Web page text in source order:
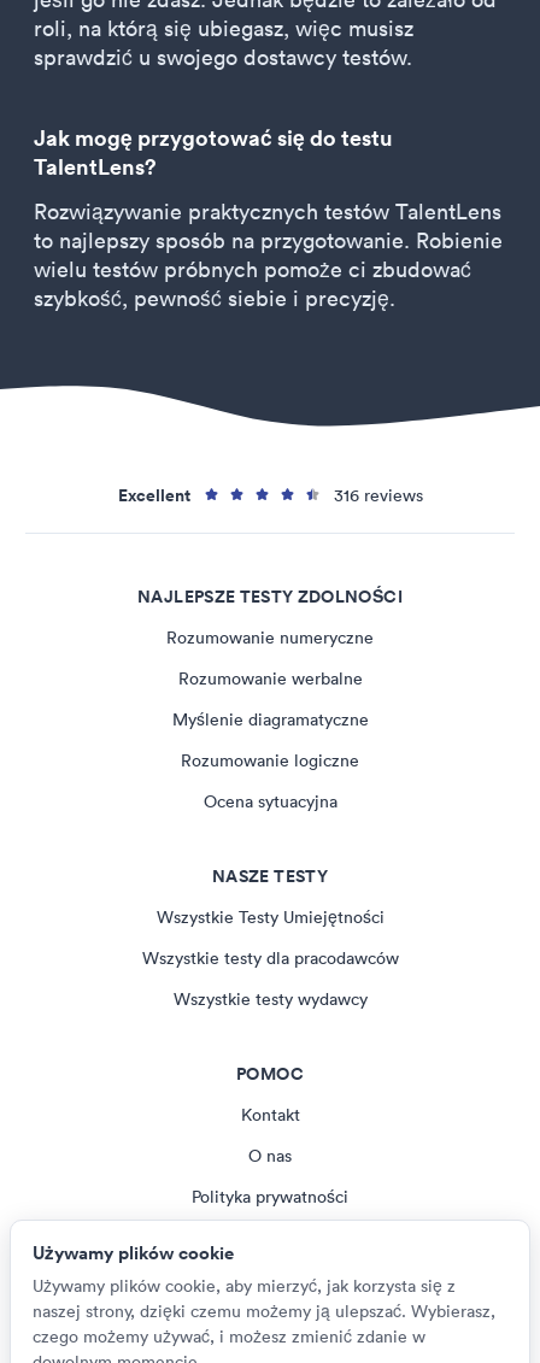
roli, na którą się ubiegasz, więc musisz
sprawdzić u swojego dostawcy testów.
Jak mogę przygotować się do testu
TalentLens?
Rozwiązywanie praktycznych testów TalentLens
to najlepszy sposób na przygotowanie. Robienie
wielu testów próbnych pomoże ci zbudować
szybkość, pewność siebie i precyzję.
Excellent 316 reviews
NAJLEPSZE TESTY ZDOLNOŚCI
Rozumowanie numeryczne
Rozumowanie werbalne
Myślenie diagramatyczne
Rozumowanie logiczne
Ocena sytuacyjna
NASZE TESTY
Wszystkie Testy Umiejętności
Wszystkie testy dla pracodawców
Wszystkie testy wydawcy
POMOC
Kontakt
O nas
Polityka prywatności
Magazyn
Ustawienia plików cookie
Używamy plików cookie
Używamy plików cookie, aby mierzyć, jak korzysta się z
naszej strony, dzięki czemu możemy ją ulepszać. Wybierasz,
czego możemy używać, i możesz zmienić zdanie w